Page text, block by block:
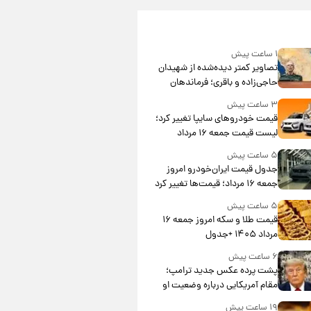
۱ ساعت پیش
تصاویر کمتر دیده‌شده از شهیدان
حاجی‌زاده و باقری؛ فرماندهان
۳ ساعت پیش
قیمت خودروهای سایپا تغییر کرد؛
لیست قیمت جمعه ۱۶ مرداد
منتشر شد
۵ ساعت پیش
جدول قیمت ایران‌خودرو امروز
جمعه ۱۶ مرداد؛ قیمت‌ها تغییر کرد
۵ ساعت پیش
قیمت طلا و سکه امروز جمعه ۱۶
مرداد ۱۴۰۵ +جدول
۶ ساعت پیش
پشت پرده عکس جدید ترامپ؛
مقام آمریکایی درباره وضعیت او
چه گفت؟
۱۹ ساعت پیش